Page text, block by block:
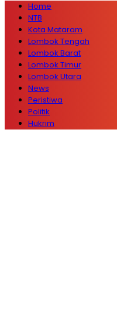
Home
NTB
Kota Mataram
Lombok Tengah
Lombok Barat
Lombok Timur
Lombok Utara
News
Peristiwa
Politik
Hukrim